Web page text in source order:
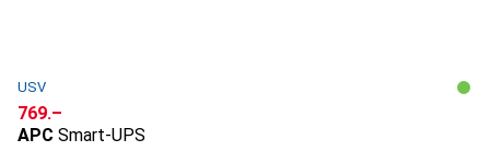
USV
CHF
769.–
APC Smart-UPS